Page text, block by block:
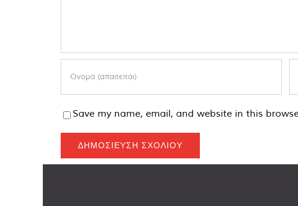
Save my name, email, and website in this